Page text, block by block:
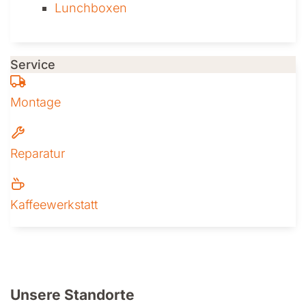
Lunchboxen
Service
Montage
Reparatur
Kaffeewerkstatt
Unsere Standorte